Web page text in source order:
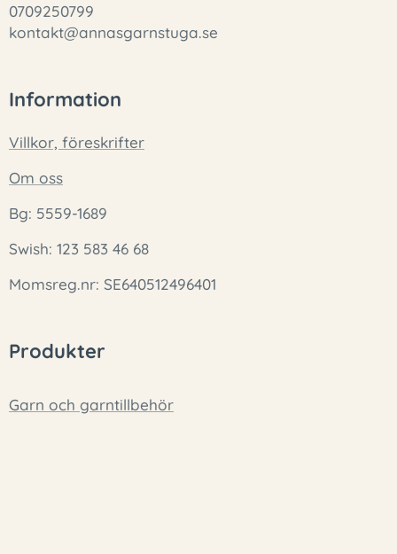
0709250799
kontakt@annasgarnstuga.se
Information
Villkor, föreskrifter
Om oss
Bg: 5559-1689
Swish: 123 583 46 68
Momsreg.nr: SE640512496401
Produkter
Garn och garntillbehör